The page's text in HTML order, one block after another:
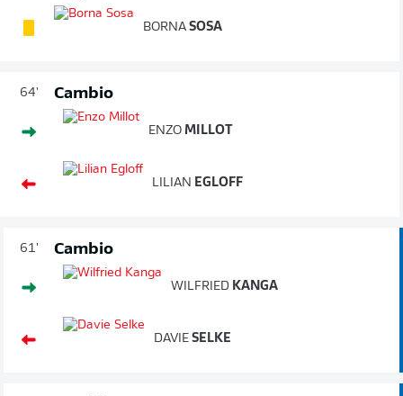
BORNA SOSA
64' Cambio
ENZO MILLOT
LILIAN EGLOFF
61' Cambio
WILFRIED KANGA
DAVIE SELKE